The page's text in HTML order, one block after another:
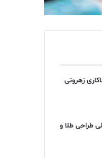
زهرونی
طراحی طلا و